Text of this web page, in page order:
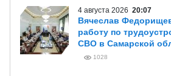
4 августа 2026 20:07
Вячеслав
работу по
СВО в Самарской
1028